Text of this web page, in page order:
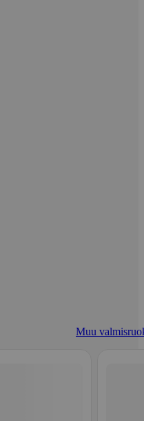
Muu